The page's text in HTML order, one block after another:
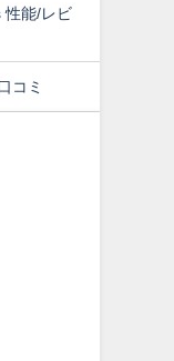
性能/レビ
コミ